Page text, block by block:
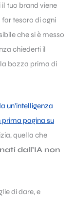
tuo brand viene
far tesoro di ogni
che si è messo
chiederti il
bozza prima di
un’intelligenza
pagina su
quella che
dall’IA non
di dare, e